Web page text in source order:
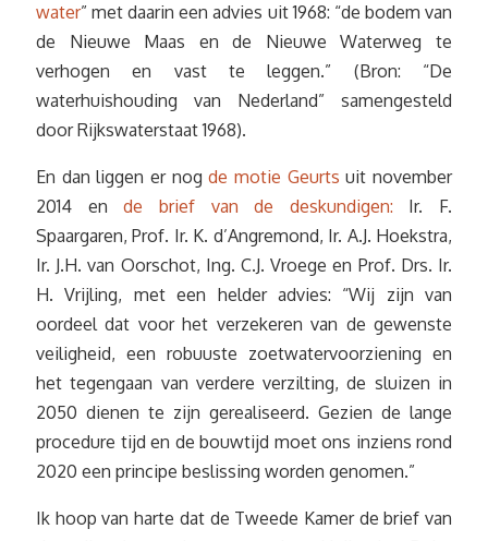
water” met daarin een advies uit 1968: “de bodem van
de Nieuwe Maas en de Nieuwe Waterweg te
verhogen en vast te leggen.” (Bron: “De
waterhuishouding van Nederland” samengesteld
door Rijkswaterstaat 1968).
En dan liggen er nogde motie Geurts uit november
2014 ende brief van de deskundigen: Ir. F.
Spaargaren, Prof. Ir. K. d’Angremond, Ir. A.J. Hoekstra,
Ir. J.H. van Oorschot, Ing. C.J. Vroege en Prof. Drs. Ir.
H. Vrijling, met een helder advies: “Wij zijn van
oordeel dat voor het verzekeren van de gewenste
veiligheid, een robuuste zoetwatervoorziening en
het tegengaan van verdere verzilting, de sluizen in
2050 dienen te zijn gerealiseerd. Gezien de lange
procedure tijd en de bouwtijd moet ons inziens rond
2020 een principe beslissing worden genomen.”
Ik hoop van harte dat de Tweede Kamer de brief van